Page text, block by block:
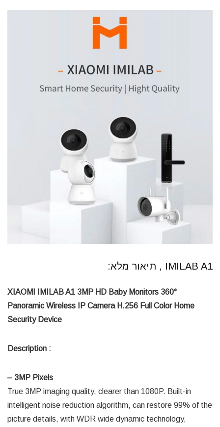
IMILAB A1 , תיאור מלא:
XIAOMI IMILAB A1 3MP HD Baby Monitors 360°
Panoramic Wireless IP Camera H.256 Full Color Home
Security Device
Description :
– 3MP Pixels
True 3MP imaging quality, clearer than 1080P. Built-in
intelligent noise reduction algorithm, can restore 99% of the
picture details, with WDR wide dynamic technology,